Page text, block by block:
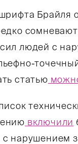
людей с
статью
включили
нарушением